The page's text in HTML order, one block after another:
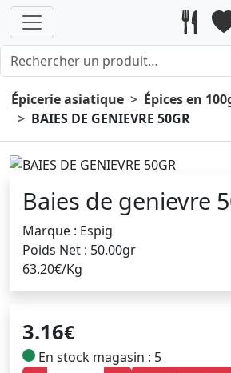
Épicerie asiatique
Épices en
BAIES DE GENIEVRE 50GR
Baies de genievre
Marque : Espig
Poids Net : 50.00gr
63.20€/Kg
3.16€
En stock magasin : 5